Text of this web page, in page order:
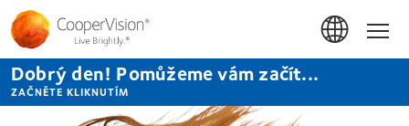
Přejít
hlavnímu
obsahu
Dobrý den! Pomůžeme vám začít...
ZAČNĚTE KLIKNUTÍM